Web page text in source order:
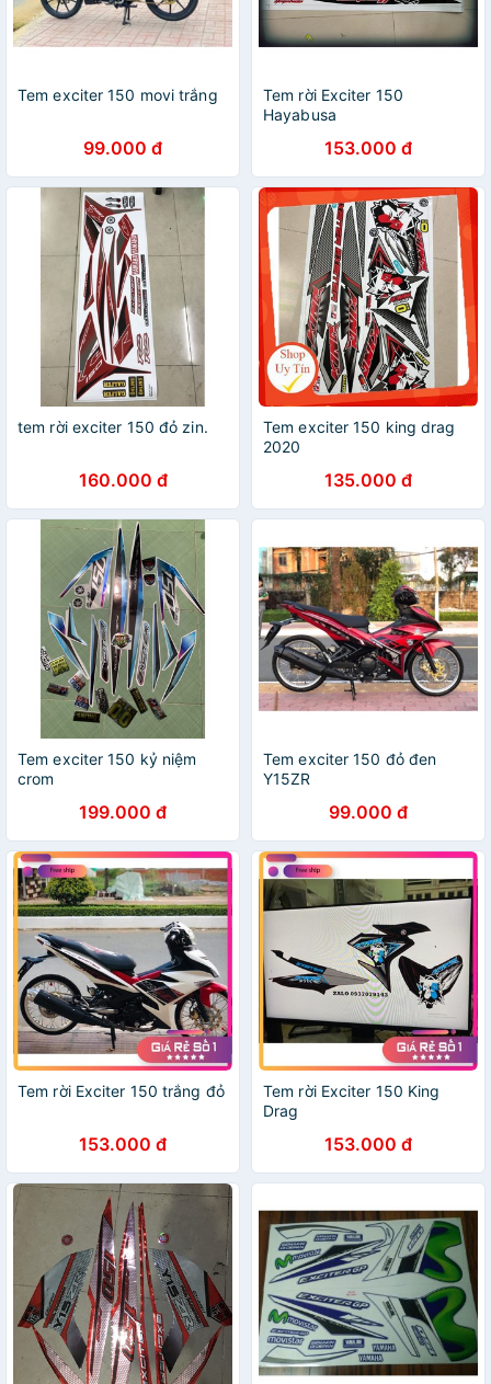
Tem exciter 150 movi trắng
99.000 đ
Tem rời Exciter 150
Hayabusa
153.000 đ
tem rời exciter 150 đỏ zin.
160.000 đ
Tem exciter 150 king drag
2020
135.000 đ
Tem exciter 150 kỷ niệm
crom
199.000 đ
Tem exciter 150 đỏ đen
Y15ZR
99.000 đ
Tem rời Exciter 150 trắng đỏ
153.000 đ
Tem rời Exciter 150 King
Drag
153.000 đ